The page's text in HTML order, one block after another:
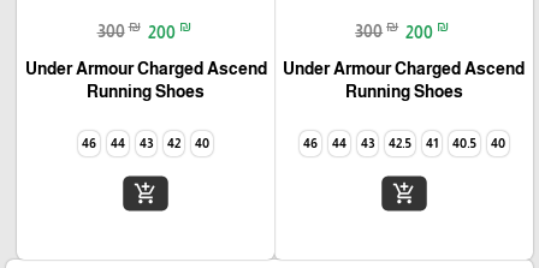
300 ₪ 200 ₪
Under Armour Charged Ascend
Running Shoes
40
40.5
41
42.5
43
44
46
add_shopping_cart
300 ₪ 200 ₪
Under Armour Charged Ascend
Running Shoes
40
42
43
44
46
add_shopping_cart